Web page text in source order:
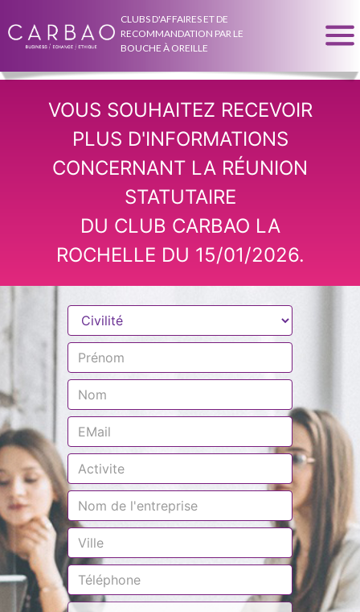
CLUBS D'AFFAIRES ET DE
RECOMMANDATION PAR LE
BOUCHE À OREILLE
VOUS SOUHAITEZ RECEVOIR
PLUS D'INFORMATIONS
CONCERNANT LA RÉUNION
STATUTAIRE
DU CLUB CARBAO LA
ROCHELLE DU 15/01/2026.